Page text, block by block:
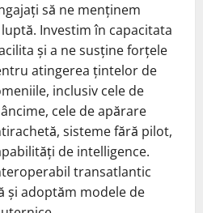
să ne menţinem
Investim în capacitata
şi a ne susţine forţele
atingerea ţintelor de
inclusiv cele de
cele de apărare
sisteme fără pilot,
de intelligence.
transatlantic
şi adoptăm modele de